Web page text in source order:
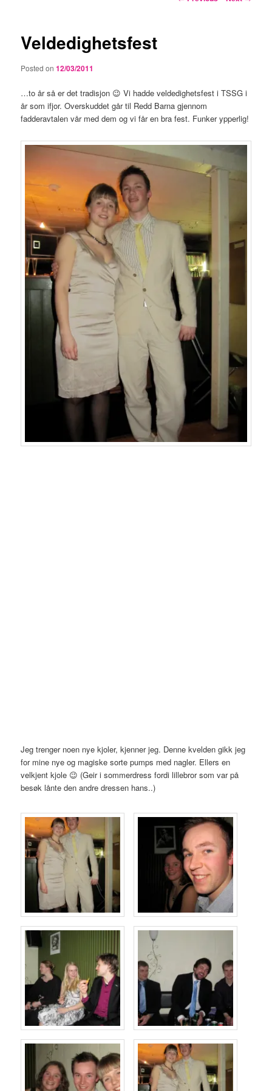
Veldedighetsfest
Posted on12/03/2011
…to år så er det tradisjon 😉 Vi hadde veldedighetsfest i TSSG i
år som ifjor. Overskuddet går til Redd Barna gjennom
fadderavtalen vår med dem og vi får en bra fest. Funker ypperlig!
Jeg trenger noen nye kjoler, kjenner jeg. Denne kvelden gikk jeg
for mine nye og magiske sorte pumps med nagler. Ellers en
velkjent kjole 😉 (Geir i sommerdress fordi lillebror som var på
besøk lånte den andre dressen hans..)